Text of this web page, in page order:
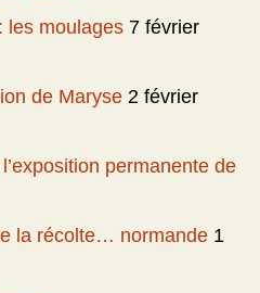
les moulages 7 février
de Maryse 2 février
permanente de
la récolte… normande 1